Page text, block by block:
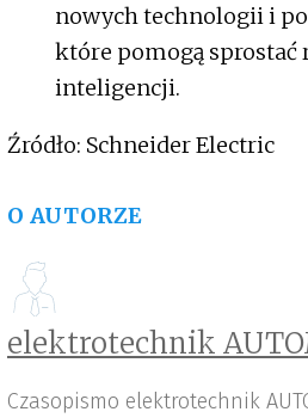
nowych technologii i
które pomogą sprostać
inteligencji.
Źródło: Schneider Electric
O AUTORZE
elektrotechnik
Czasopismo elektrotechnik